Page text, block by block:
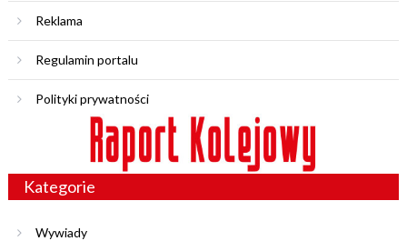
Reklama
Regulamin portalu
Polityki prywatności
Kategorie
Wywiady